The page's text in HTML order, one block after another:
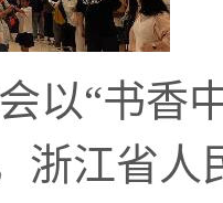
以“书香
浙江省